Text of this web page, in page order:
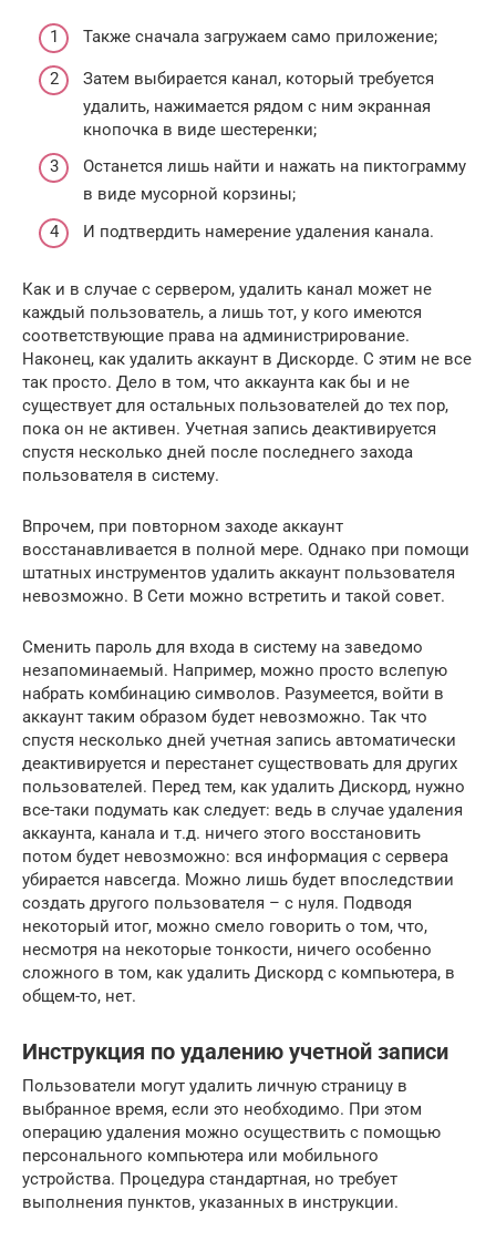
Также сначала загружаем само приложение;
Затем выбирается канал, который требуется
удалить, нажимается рядом с ним экранная
кнопочка в виде шестеренки;
Останется лишь найти и нажать на пиктограмму
в виде мусорной корзины;
И подтвердить намерение удаления канала.
Как и в случае с сервером, удалить канал может не
каждый пользователь, а лишь тот, у кого имеются
соответствующие права на администрирование.
Наконец, как удалить аккаунт в Дискорде. С этим не все
так просто. Дело в том, что аккаунта как бы и не
существует для остальных пользователей до тех пор,
пока он не активен. Учетная запись деактивируется
спустя несколько дней после последнего захода
пользователя в систему.
Впрочем, при повторном заходе аккаунт
восстанавливается в полной мере. Однако при помощи
штатных инструментов удалить аккаунт пользователя
невозможно. В Сети можно встретить и такой совет.
Сменить пароль для входа в систему на заведомо
незапоминаемый. Например, можно просто вслепую
набрать комбинацию символов. Разумеется, войти в
аккаунт таким образом будет невозможно. Так что
спустя несколько дней учетная запись автоматически
деактивируется и перестанет существовать для других
пользователей. Перед тем, как удалить Дискорд, нужно
все-таки подумать как следует: ведь в случае удаления
аккаунта, канала и т.д. ничего этого восстановить
потом будет невозможно: вся информация с сервера
убирается навсегда. Можно лишь будет впоследствии
создать другого пользователя – с нуля. Подводя
некоторый итог, можно смело говорить о том, что,
несмотря на некоторые тонкости, ничего особенно
сложного в том, как удалить Дискорд с компьютера, в
общем-то, нет.
Инструкция по удалению учетной записи
Пользователи могут удалить личную страницу в
выбранное время, если это необходимо. При этом
операцию удаления можно осуществить с помощью
персонального компьютера или мобильного
устройства. Процедура стандартная, но требует
выполнения пунктов, указанных в инструкции.